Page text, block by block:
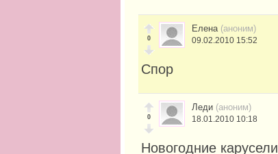
0
Елена (аноним)
09.02.2010 15:52
Спор
0
Леди (аноним)
18.01.2010 10:18
Новогодние карусели